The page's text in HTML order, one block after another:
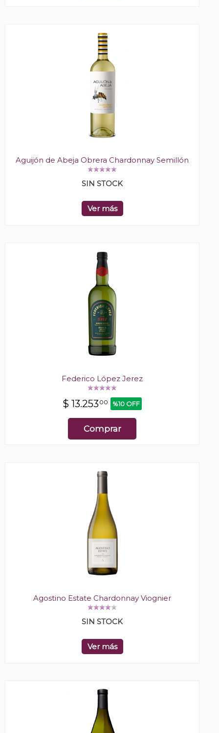
Aguijón de Abeja Obrera Chardonnay Semillón
SIN STOCK
Ver más
Federico López Jerez
$ 13.253 00 %10 OFF
Comprar
Agostino Estate Chardonnay Viognier
SIN STOCK
Ver más